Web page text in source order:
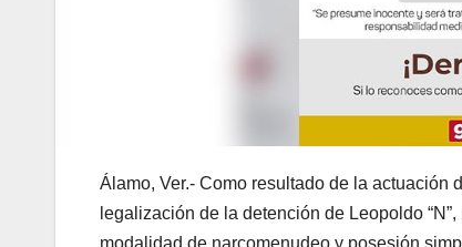
Álamo, Ver.- Como resultado de la actuación
legalización de la detención de Leopoldo
modalidad de narcomenudeo y posesión